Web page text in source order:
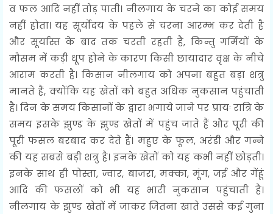
व फल आदि नहीं तोड़ पाती। नीलगाय के चरने का कोई समय
नहीं होता। यह सूर्योदय के पहले से चरना आरम्भ कर देती है
और सूर्यास्त के बाद तक चरती रहती है, किन्तु गर्मियों के
मौसम में कड़ी धूप होने के कारण किसी छायादार वृक्ष के नीचे
आराम करती है। किसान नीलगाय को अपना बहुत बड़ा शत्रु
मानते हैं, क्योंकि यह खेतों को बहुत अधिक नुकसान पहुंचाती
है। दिन के समय किसानों के द्वारा भगाये जाने पर प्रायः रात्रि के
समय इसके झुण्ड के झुण्ड खेतों में पहुंच जाते हैं और पूरी की
पूरी फसल बरबाद कर देते हैं। महुए के फूल, अरंडी और गन्ने
की यह सबसे बड़ी शत्रु है। इनके खेतों को यह कभी नहीं छोड़ती।
इनके साथ ही पोस्ता, ज्वार, बाजरा, मक्का, मूंग, जई और गेंहूं
आदि की फसलों को भी यह भारी नुकसान पहुंचाती है।
नीलगाय के झुण्ड खेतों में जाकर जितना खाते उससे कई गुना